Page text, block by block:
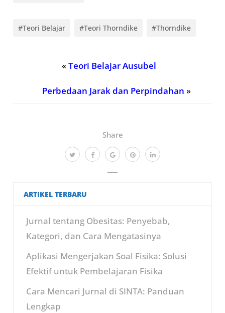
Share
#Teori Belajar #Teori Thorndike #Thorndike
« Teori Belajar Ausubel
Perbedaan Jarak dan Perpindahan »
ARTIKEL TERBARU
Jurnal tentang Obesitas: Penyebab,
Kategori, dan Cara Mengatasinya
Aplikasi Mengerjakan Soal Fisika: Solusi
Efektif untuk Pembelajaran Fisika
Cara Mencari Jurnal di SINTA: Panduan
Lengkap